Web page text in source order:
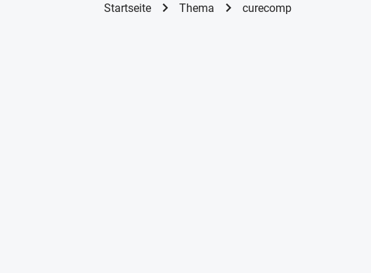
Startseite Thema curecomp